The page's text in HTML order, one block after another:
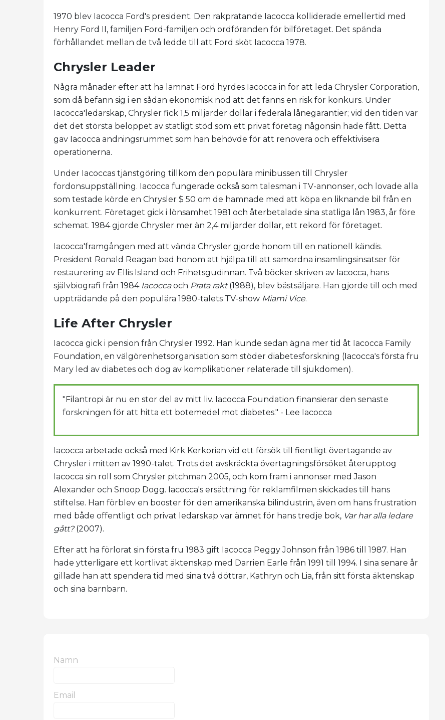
1970 blev Iacocca Ford's president. Den rakpratande Iacocca kolliderade emellertid med
Henry Ford II, familjen Ford-familjen och ordföranden för bilföretaget. Det spända
förhållandet mellan de två ledde till att Ford sköt Iacocca 1978.
Chrysler Leader
Några månader efter att ha lämnat Ford hyrdes Iacocca in för att leda Chrysler Corporation,
som då befann sig i en sådan ekonomisk nöd att det fanns en risk för konkurs. Under
Iacocca'ledarskap, Chrysler fick 1,5 miljarder dollar i federala lånegarantier; vid den tiden var
det det största beloppet av statligt stöd som ett privat företag någonsin hade fått. Detta
gav Iacocca andningsrummet som han behövde för att renovera och effektivisera
operationerna.
Under Iacoccas tjänstgöring tillkom den populära minibussen till Chrysler
fordonsuppställning. Iacocca fungerade också som talesman i TV-annonser, och lovade alla
som testade körde en Chrysler $ 50 om de hamnade med att köpa en liknande bil från en
konkurrent. Företaget gick i lönsamhet 1981 och återbetalade sina statliga lån 1983, år före
schemat. 1984 gjorde Chrysler mer än 2,4 miljarder dollar, ett rekord för företaget.
Iacocca'framgången med att vända Chrysler gjorde honom till en nationell kändis.
President Ronald Reagan bad honom att hjälpa till att samordna insamlingsinsatser för
restaurering av Ellis Island och Frihetsgudinnan. Två böcker skriven av Iacocca, hans
självbiografi från 1984 Iacoccaoch Prata rakt(1988), blev bästsäljare. Han gjorde till och med
uppträdande på den populära 1980-talets TV-show Miami Vice.
Life After Chrysler
Iacocca gick i pension från Chrysler 1992. Han kunde sedan ägna mer tid åt Iacocca Family
Foundation, en välgörenhetsorganisation som stöder diabetesforskning (Iacocca's första fru
Mary led av diabetes och dog av komplikationer relaterade till sjukdomen).
"Filantropi är nu en stor del av mitt liv. Iacocca Foundation finansierar den senaste
forskningen för att hitta ett botemedel mot diabetes." - Lee Iacocca
Iacocca arbetade också med Kirk Kerkorian vid ett försök till fientligt övertagande av
Chrysler i mitten av 1990-talet. Trots det avskräckta övertagningsförsöket återupptog
Iacocca sin roll som Chrysler pitchman 2005, och kom fram i annonser med Jason
Alexander och Snoop Dogg. Iacocca's ersättning för reklamfilmen skickades till hans
stiftelse. Han förblev en booster för den amerikanska bilindustrin, även om hans frustration
med både offentligt och privat ledarskap var ämnet för hans tredje bok, Var har alla ledare
gått?(2007).
Efter att ha förlorat sin första fru 1983 gift Iacocca Peggy Johnson från 1986 till 1987. Han
hade ytterligare ett kortlivat äktenskap med Darrien Earle från 1991 till 1994. I sina senare år
gillade han att spendera tid med sina två döttrar, Kathryn och Lia, från sitt första äktenskap
och sina barnbarn.
Namn
Email